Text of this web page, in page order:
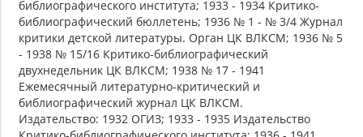
библиографического института; 1933 - 1934 Критико-
библиографический бюллетень; 1936 № 1 - № 3/4 Журнал
критики детской литературы. Орган ЦК ВЛКСМ; 1936 № 5
- 1938 № 15/16 Критико-библиографический
двухнедельник ЦК ВЛКСМ; 1938 № 17 - 1941
Ежемесячный литературно-критический и
библиографический журнал ЦК ВЛКСМ.
Издательство: 1932 ОГИЗ; 1933 - 1935 Издательство